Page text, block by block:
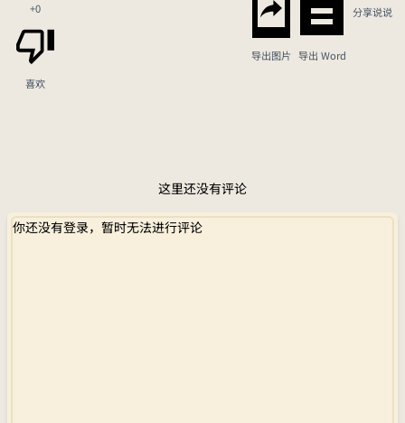
+0
喜欢
导出图片 导出 Word
分享说说
这里还没有评论
你还没有登录，暂时无法进行评论